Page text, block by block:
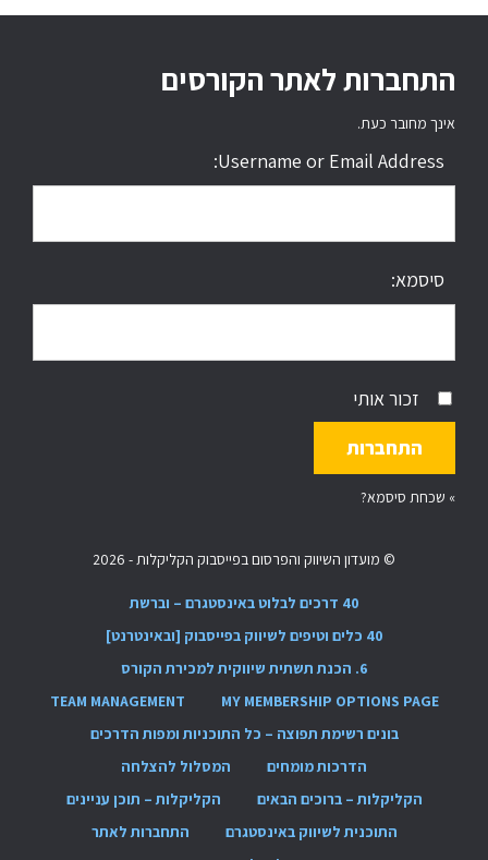
התחברות לאתר הקורסים
אינך מחובר כעת.
Username or Email Address:
סיסמא:
זכור אותי
» שכחת סיסמא?
© מועדון השיווק והפרסום בפייסבוק הקליקלות - 2026
40 דרכים לבלוט באינסטגרם – וברשת
40 כלים וטיפים לשיווק בפייסבוק [ובאינטרנט]
6. הכנת תשתית שיווקית למכירת הקורס
MY MEMBERSHIP OPTIONS PAGE
TEAM MANAGEMENT
בונים רשימת תפוצה – כל התוכניות ומפות הדרכים
הדרכות מומחים
המסלול להצלחה
הקליקלות – ברוכים הבאים
הקליקלות – תוכן עניינים
התוכנית לשיווק באינסטגרם
התחברות לאתר